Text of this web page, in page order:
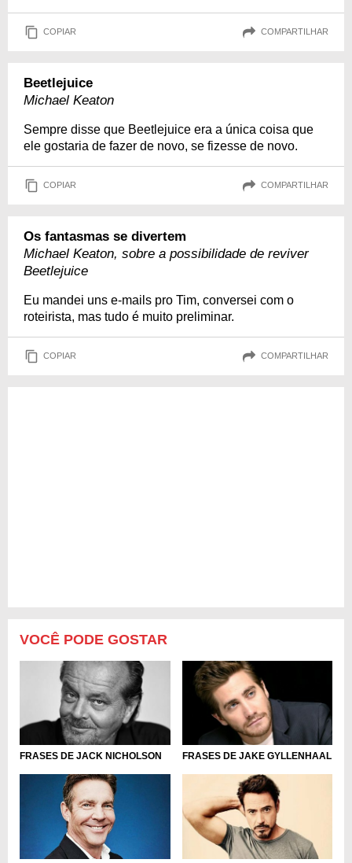
COPIAR COMPARTILHAR
Beetlejuice
Michael Keaton
Sempre disse que Beetlejuice era a única coisa que
ele gostaria de fazer de novo, se fizesse de novo.
COPIAR COMPARTILHAR
Os fantasmas se divertem
Michael Keaton, sobre a possibilidade de reviver
Beetlejuice
Eu mandei uns e-mails pro Tim, conversei com o
roteirista, mas tudo é muito preliminar.
COPIAR COMPARTILHAR
VOCÊ PODE GOSTAR
FRASES DE JACK NICHOLSON FRASES DE JAKE GYLLENHAAL